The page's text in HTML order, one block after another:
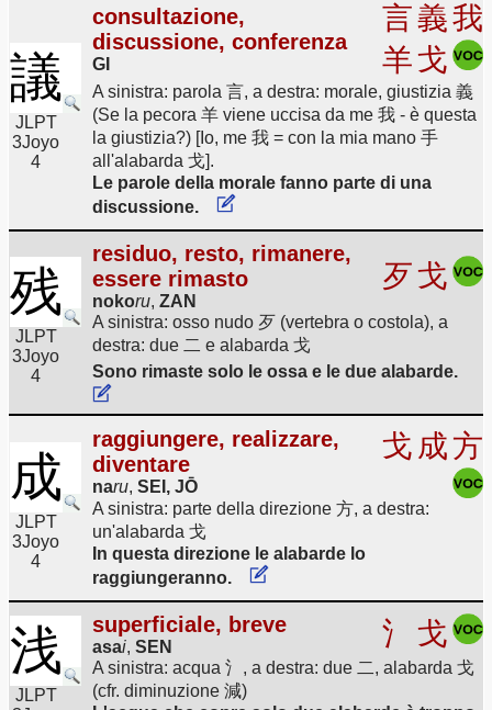
議
JLPT
3Joyo
4
consultazione,
discussione, conferenza
GI
言義我
羊戈
A sinistra: parola 言, a destra: morale, giustizia 義
(Se la pecora 羊 viene uccisa da me 我 - è questa
la giustizia?) [Io, me 我 = con la mia mano 手
all'alabarda 戈].
Le parole della morale fanno parte di una
discussione.
残
JLPT
3Joyo
4
residuo, resto, rimanere,
essere rimasto
nokoru, ZAN
歹戈
A sinistra: osso nudo 歹 (vertebra o costola), a
destra: due 二 e alabarda 戈
Sono rimaste solo le ossa e le due alabarde.
成
JLPT
3Joyo
4
raggiungere, realizzare,
diventare
naru, SEI, JŌ
戈 成方
A sinistra: parte della direzione 方, a destra:
un'alabarda 戈
In questa direzione le alabarde lo
raggiungeranno.
浅
JLPT
superficiale, breve
asai, SEN 氵 戈
A sinistra: acqua 氵, a destra: due 二, alabarda 戈
(cfr. diminuzione 減)